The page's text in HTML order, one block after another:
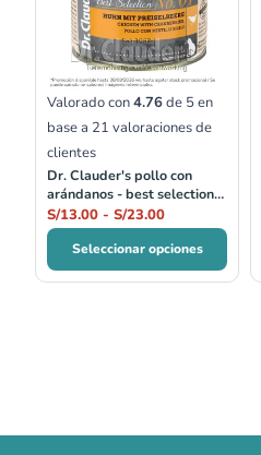
Valorado con4.76de 5 en
base a 21 valoraciones de
clientes
Dr. Clauder's pollo con
arándanos - best selection
no.01
S/13.00 - S/23.00
S/13.00
hasta
S/23.00
Seleccionar opciones